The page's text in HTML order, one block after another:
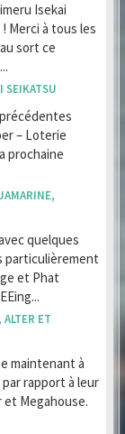
Isekai
Merci à tous les
sort ce
SEIKATSU
– Loterie
prochaine
quelques
particulièrement
et Phat
ET
maintenant à
rapport à leur
Megahouse.